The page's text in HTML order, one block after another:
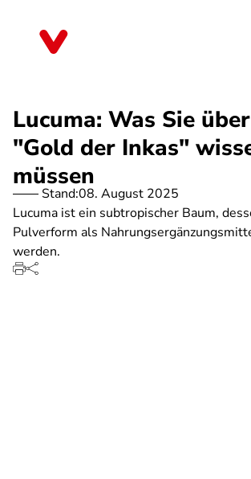
Lucuma: Was Sie
"Gold der Inkas"
müssen
Stand:08. August 2025
Lucuma ist ein subtropischer Baum,
Pulverform als
werden.